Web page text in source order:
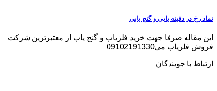
نماد رخ در دفینه یابی و گنج یابی
این مقاله صرفا جهت خرید فلزیاب و گنج یاب از معتبرترین شرکت
فروش فلزیاب می09102191330
ارتباط با جویندگان